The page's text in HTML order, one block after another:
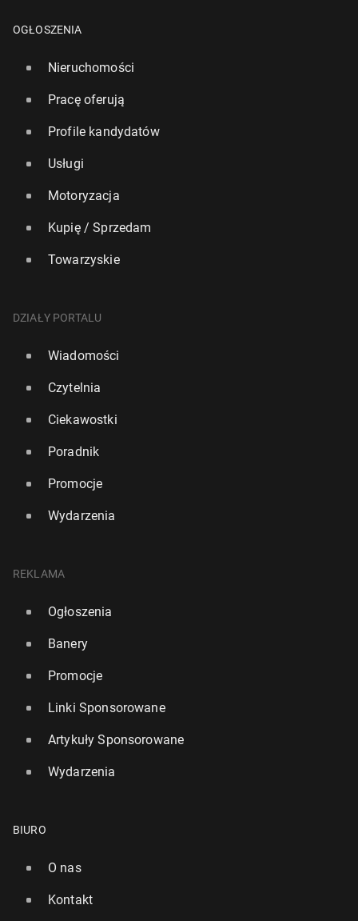
OGŁOSZENIA
Nieruchomości
Pracę oferują
Profile kandydatów
Usługi
Motoryzacja
Kupię / Sprzedam
Towarzyskie
DZIAŁY PORTALU
Wiadomości
Czytelnia
Ciekawostki
Poradnik
Promocje
Wydarzenia
REKLAMA
Ogłoszenia
Banery
Promocje
Linki Sponsorowane
Artykuły Sponsorowane
Wydarzenia
BIURO
O nas
Kontakt